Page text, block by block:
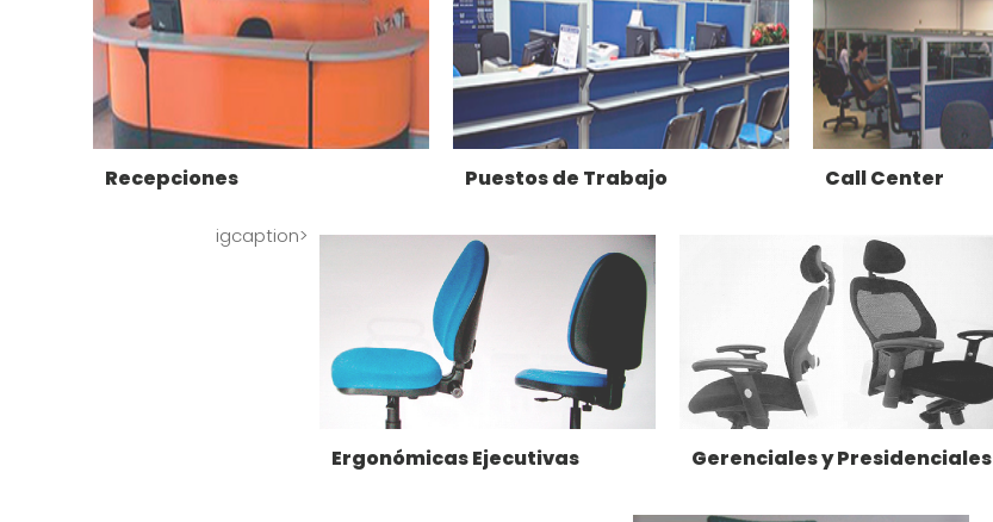
Recepciones Puestos de Trabajo Call Center
igcaption>
Ergonómicas Ejecutivas Gerenciales y Presidenciales